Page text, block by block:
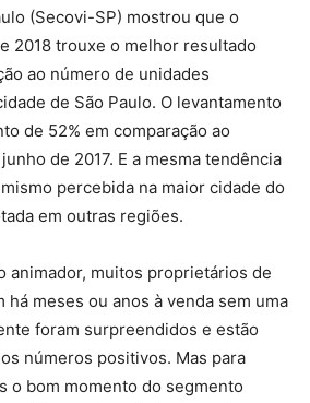
(Secovi-SP) mostrou que o
2018 trouxe o melhor resultado
ao número de unidades
de São Paulo. O levantamento
de 52% em comparação ao
de 2017. E a mesma tendência
percebida na maior cidade do
em outras regiões.
animador, muitos proprietários de
há meses ou anos à venda sem uma
foram surpreendidos e estão
números positivos. Mas para
o bom momento do segmento